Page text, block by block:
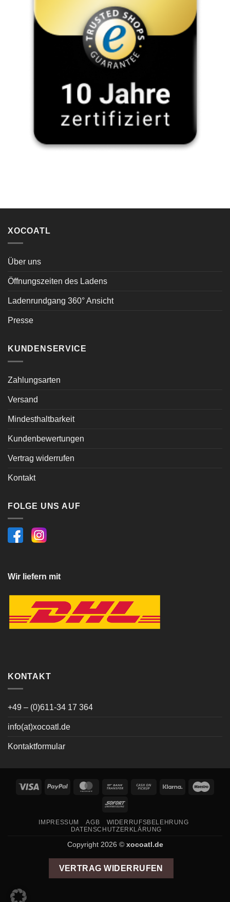
XOCOATL
Über uns
Öffnungszeiten des Ladens
Ladenrundgang 360° Ansicht
Presse
KUNDENSERVICE
Zahlungsarten
Versand
Mindesthaltbarkeit
Kundenbewertungen
Vertrag widerrufen
Kontakt
FOLGE UNS AUF
Wir liefern mit
KONTAKT
+49 – (0)611-34 17 364
info(at)xocoatl.de
Kontaktformular
Visa PayPal MasterCardBank
Cash
Klarna
Sofort
IMPRESSUM AGB
WIDERRUFSBELEHRUNG
DATENSCHUTZERKLÄRUNG
Copyright 2026 © xocoatl.de
VERTRAG WIDERRUFEN